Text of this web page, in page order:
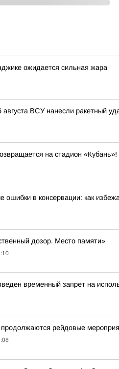
ожидается сильная жара
августа ВСУ нанесли ракетный
на стадион «Кубань»!
ошибки в консервации: как
дозор. Место памяти»
временный запрет на
рейдовые